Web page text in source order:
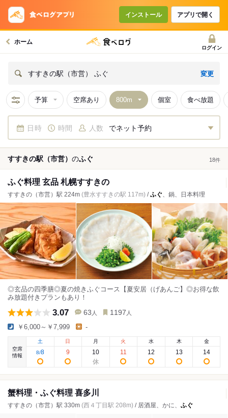
インストール アプリで開く
ホーム
ログイン
すすきの駅（市営） ふぐ 変更
予算 空席あり 個室 食べ放題
日時 時間 人数 でネット予約
すすきの駅（市営） のふぐ 18件
ふぐ料理 玄品 札幌すすきの
すすきの（市営）駅 224m (豊水すすきの駅 117m) /ふぐ、鍋、日本料理
◎玄品の四季膳◎夏の焼きふぐコース【夏安居（げあんご】◎お得な飲
み放題付きプランもあり！
3.07 63 人 1197 人
￥6,000～￥7,999 -
空席
情報
土
8/8
日
9
月
10
火
11
水
12
木
13
金
14
蟹料理・ふぐ料理 喜多川
すすきの（市営）駅 330m (西４丁目駅 208m) / 居酒屋、かに、 ふぐ